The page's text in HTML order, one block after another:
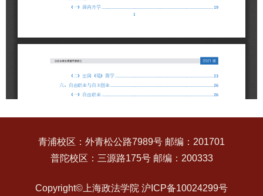
青浦校区：外青松公路7989号 邮编：201701
普陀校区：三源路175号 邮编：200333
Copyright©上海政法学院 沪ICP备10024299号